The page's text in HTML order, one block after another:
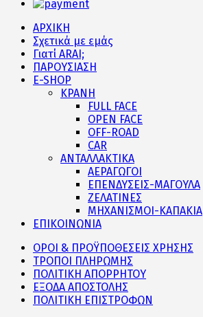
ΑΡΧΙΚΗ
Σχετικά με εμάς
Γιατί ARAI;
ΠΑΡΟΥΣΙΑΣΗ
E-SHOP
ΚΡΑΝΗ
FULL FACE
OPEN FACE
OFF-ROAD
CAR
ΑΝΤΑΛΛΑΚΤΙΚΑ
ΑΕΡΑΓΩΓΟΙ
ΕΠΕΝΔΥΣΕΙΣ-ΜΑΓΟΥΛΑ
ΖΕΛΑΤΙΝΕΣ
ΜΗΧΑΝΙΣΜΟΙ-ΚΑΠΑΚΙΑ
ΕΠΙΚΟΙΝΩΝΙΑ
ΟΡΟΙ & ΠΡΟΫΠΟΘΕΣΕΙΣ ΧΡΗΣΗΣ
ΤΡΟΠΟΙ ΠΛΗΡΩΜΗΣ
ΠΟΛΙΤΙΚΗ ΑΠΟΡΡΗΤΟΥ
ΕΞΟΔΑ ΑΠΟΣΤΟΛΗΣ
ΠΟΛΙΤΙΚΗ ΕΠΙΣΤΡΟΦΩΝ